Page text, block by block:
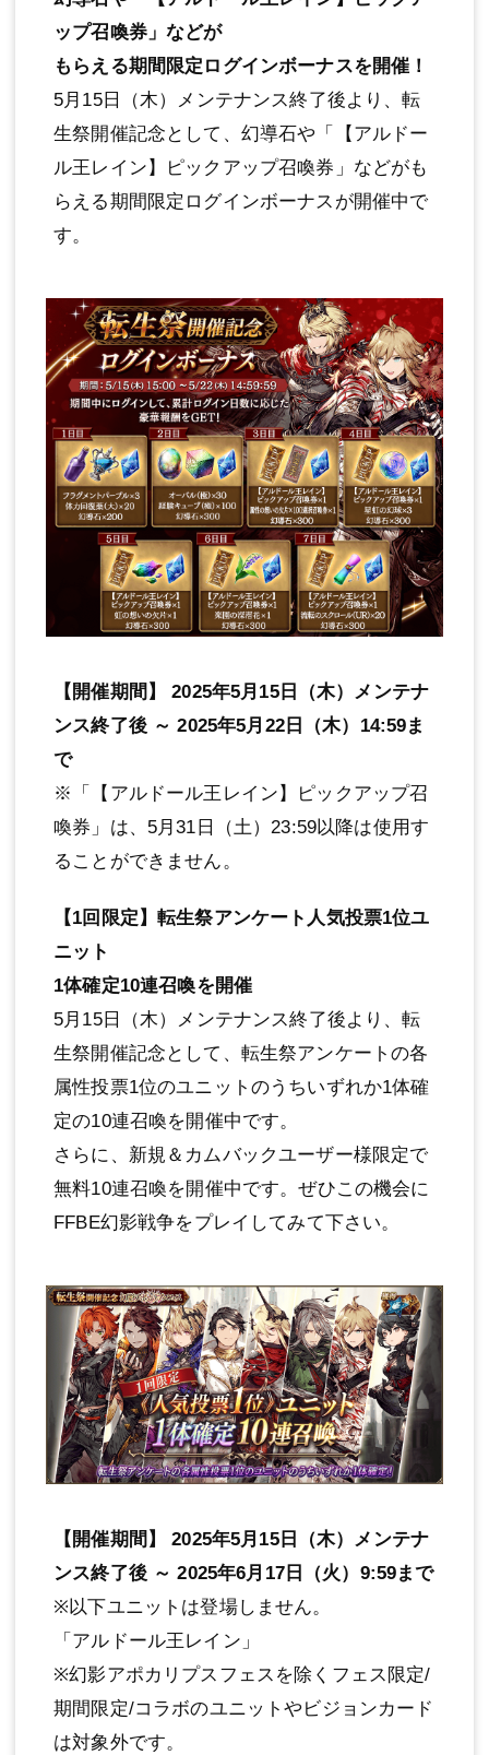
ップ召喚券」などが
もらえる期間限定ログインボーナスを開催！
5月15日（木）メンテナンス終了後より、転
生祭開催記念として、幻導石や「【アルドー
ル王レイン】ピックアップ召喚券」などがも
らえる期間限定ログインボーナスが開催中で
す。
【開催期間】 2025年5月15日（木）メンテナ
ンス終了後 ～ 2025年5月22日（木）14:59ま
で
※「【アルドール王レイン】ピックアップ召
喚券」は、5月31日（土）23:59以降は使用す
ることができません。
【1回限定】転生祭アンケート人気投票1位ユ
ニット
1体確定10連召喚を開催
5月15日（木）メンテナンス終了後より、転
生祭開催記念として、転生祭アンケートの各
属性投票1位のユニットのうちいずれか1体確
定の10連召喚を開催中です。
さらに、新規＆カムバックユーザー様限定で
無料10連召喚を開催中です。ぜひこの機会に
FFBE幻影戦争をプレイしてみて下さい。
【開催期間】 2025年5月15日（木）メンテナ
ンス終了後 ～ 2025年6月17日（火）9:59まで
※以下ユニットは登場しません。
「アルドール王レイン」
※幻影アポカリプスフェスを除くフェス限定/
期間限定/コラボのユニットやビジョンカード
は対象外です。